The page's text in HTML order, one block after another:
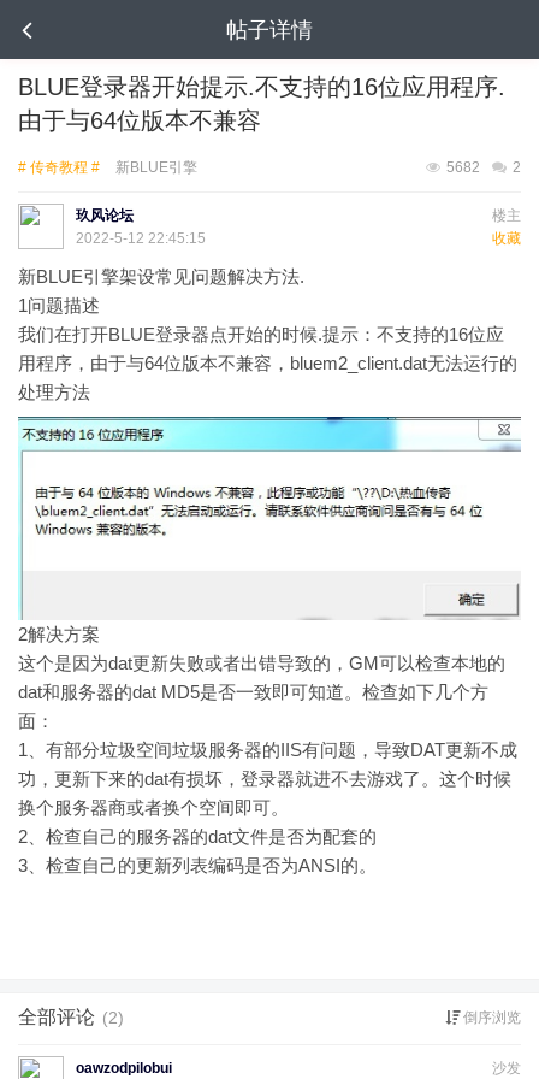
帖子详情
BLUE登录器开始提示.不支持的16位应用程序.
由于与64位版本不兼容
# 传奇教程 # 新BLUE引擎 2
5682
楼主
玖风论坛
收藏
2022-5-12 22:45:15
新BLUE引擎架设常见问题解决方法.
1问题描述
我们在打开BLUE登录器点开始的时候.提示：不支持的16位应
用程序，由于与64位版本不兼容，bluem2_client.dat无法运行的
处理方法
2解决方案
这个是因为dat更新失败或者出错导致的，GM可以检查本地的
dat和服务器的dat MD5是否一致即可知道。检查如下几个方
面：
1、有部分垃圾空间垃圾服务器的IIS有问题，导致DAT更新不成
功，更新下来的dat有损坏，登录器就进不去游戏了。这个时候
换个服务器商或者换个空间即可。
2、检查自己的服务器的dat文件是否为配套的
3、检查自己的更新列表编码是否为ANSI的。
全部评论 (2) 倒序浏览
沙发
oawzodpilobui